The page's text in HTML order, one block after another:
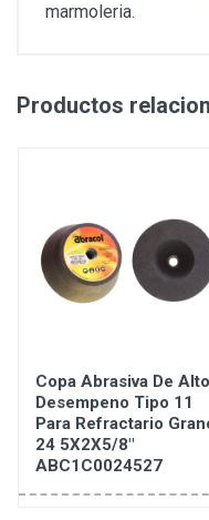
marmoleria.
Productos
Copa Abrasiva De Alto
Desempeno Tipo 11
Para Refractario
24 5X2X5/8"
ABC1C0024527